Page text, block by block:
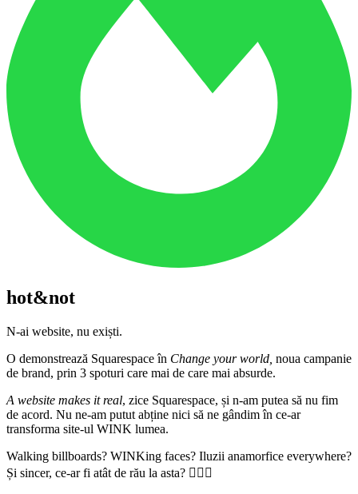
hot&not
N-ai website, nu exiști.
O demonstrează Squarespace în Change your world, noua campanie
de brand, prin 3 spoturi care mai de care mai absurde.
A website makes it real, zice Squarespace, și n-am putea să nu fim
de acord. Nu ne-am putut abține nici să ne gândim în ce-ar
transforma site-ul WINK lumea.
Walking billboards? WINKing faces? Iluzii anamorfice everywhere?
Și sincer, ce-ar fi atât de rău la asta? 🤷🏻‍♀️